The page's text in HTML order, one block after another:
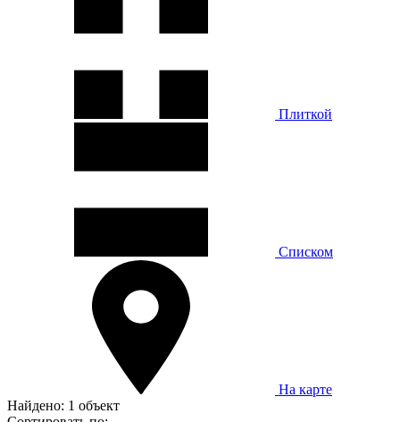
Плиткой
Списком
На карте
Найдено: 1 объект